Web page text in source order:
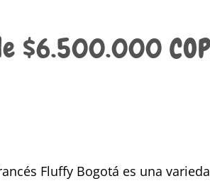
$6.500.000
Fluffy Bogotá es una